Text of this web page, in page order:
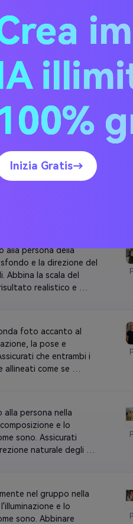
e inserisci un
modificare e
che vuoi
inserire un breve
la scena o la
scegliere
qui sotto per
la tua idea.
al Prompt
alla persona della
e la direzione del
la scala del
realistico e
foto accanto al
la pose e
che entrambi i
allineati come se
alla persona nella
e lo
sono. Assicurati
naturale degli
nel gruppo nella
e lo
sono. Abbinare
Inizia Gratis→